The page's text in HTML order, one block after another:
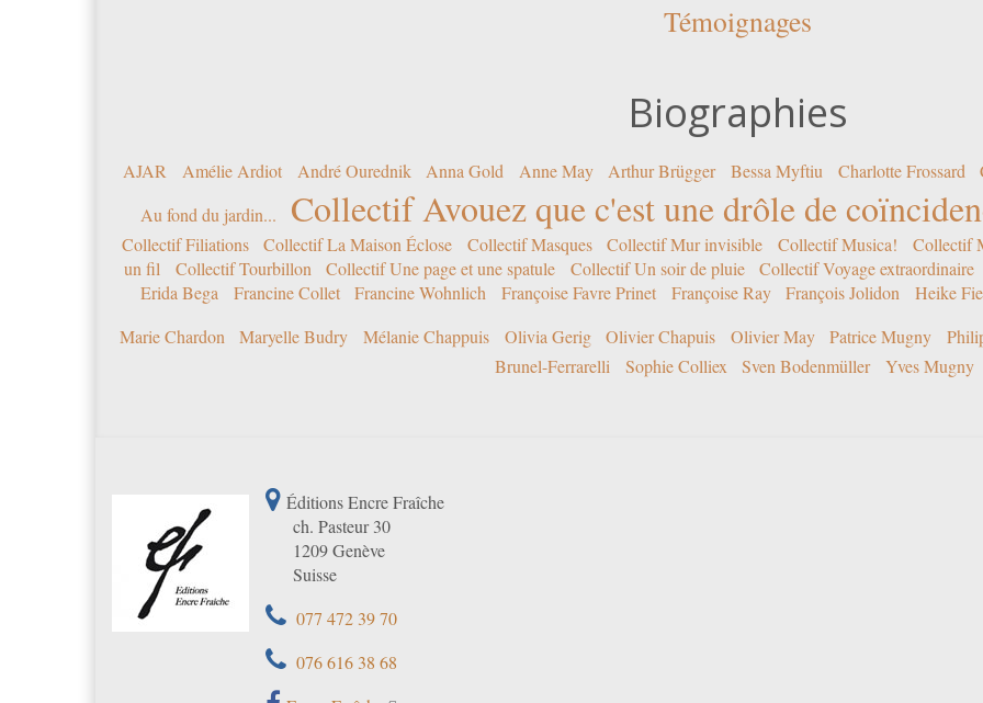
Témoignages
Biographies
AJAR Amélie Ardiot André Ourednik Anna Gold Anne May Arthur Brügger Bessa Myftiu Charlotte Frossard
Au fond du jardin...
Collectif Avouez que c'est une drôle de
Collectif Filiations Collectif La Maison Éclose Collectif Masques Collectif Mur invisible Collectif Musica!
Collectif
un fil
Collectif Tourbillon Collectif Une page et une spatule Collectif Un soir de pluie
Collectif Voyage extraordinaire
Erida Bega
Francine Collet Francine Wohnlich Françoise Favre Prinet Françoise Ray François Jolidon
Heike
Marie Chardon
Maryelle Budry Mélanie Chappuis Olivia Gerig Olivier Chapuis Olivier May Patrice Mugny
Brunel-Ferrarelli
Sophie Colliex Sven Bodenmüller Yves Mugny
Éditions Encre Fraîche
ch. Pasteur 30
1209 Genève
Suisse
077 472 39 70
076 616 38 68